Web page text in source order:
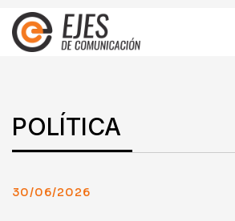
POLÍTICA
30/06/2026